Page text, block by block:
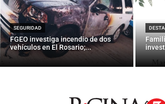
SEGURIDAD
FGEO investiga incendio de dos
vehículos en El Rosario;...